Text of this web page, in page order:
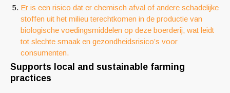
Er is een risico dat er chemisch afval of andere schadelijke
stoffen uit het milieu terechtkomen in de productie van
biologische voedingsmiddelen op deze boerderij, wat leidt
tot slechte smaak en gezondheidsrisico’s voor
consumenten.
Supports local and sustainable farming
practices